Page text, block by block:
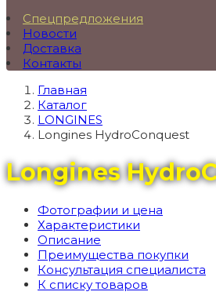
Спецпредложения
Новости
Доставка
Контакты
Главная
Каталог
LONGINES
Longines HydroConquest
Longines
Фотографии и цена
Характеристики
Описание
Преимущества покупки
Консультация специалиста
К списку товаров